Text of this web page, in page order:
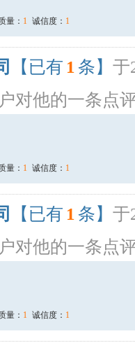
量： 1 诚信度： 1
【已有 1 条】 于
对他的一条点
量： 1 诚信度： 1
【已有 1 条】 于
对他的一条点
量： 1 诚信度： 1